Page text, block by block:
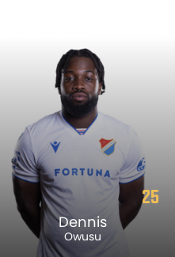
25
Dennis
Owusu